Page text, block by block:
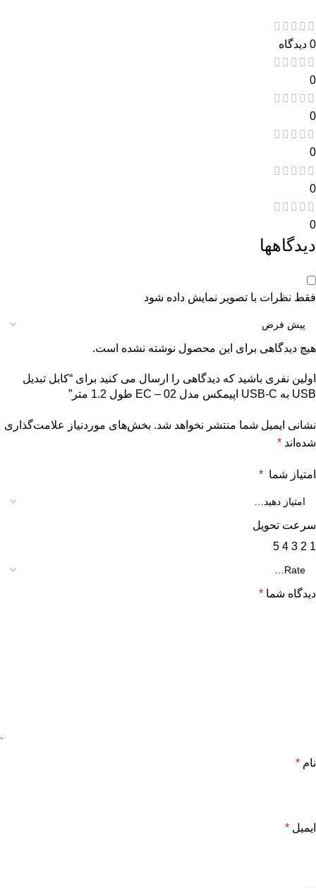
0 دیدگاه
0
0
0
0
0
دیدگاهها
فقط نظرات با تصویر نمایش داده شود
هیچ دیدگاهی برای این محصول نوشته نشده است.
اولین نفری باشید که دیدگاهی را ارسال می کنید برای “کابل تبدیل
USB به USB-C اپیمکس مدل EC – 02 طول 1.2 متر”
نشانی ایمیل شما منتشر نخواهد شد. بخش‌های موردنیاز علامت‌گذاری
شده‌اند *
امتیاز شما *
سرعت تحویل
1
2
3
4
5
دیدگاه شما *
نام *
ایمیل *